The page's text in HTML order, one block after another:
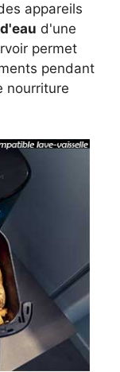
appareils
d'une
permet
pendant
nourriture